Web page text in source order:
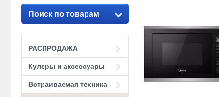
Поиск по товарам
РАСПРОДАЖА
Кулеры и аксессуары
Встраиваемая техника